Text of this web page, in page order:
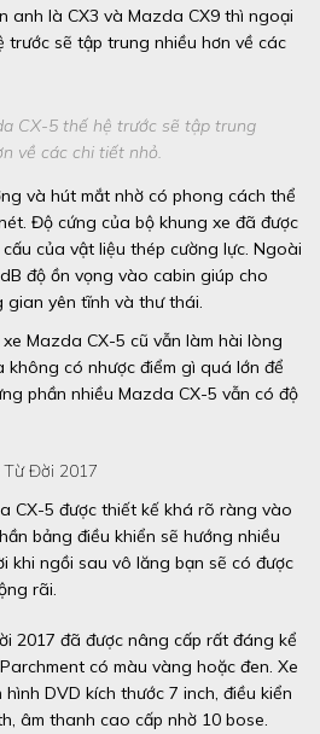
CX-5 thế hệ trước sẽ tập trung
về các chi tiết nhỏ.
và hút mắt nhờ có phong cách thể
Độ cứng của bộ khung xe đã được
của vật liệu thép cường lực. Ngoài
độ ồn vọng vào cabin giúp cho
gian yên tĩnh và thư thái.
Mazda CX-5 cũ vẫn làm hài lòng
có nhược điểm gì quá lớn để
phần nhiều Mazda CX-5 vẫn có độ
Đời 2017
CX-5 được thiết kế khá rõ ràng vào
bảng điều khiển sẽ hướng nhiều
khi ngồi sau vô lăng bạn sẽ có được
rãi.
2017 đã được nâng cấp rất đáng kể
có màu vàng hoặc đen. Xe
DVD kích thước 7 inch, điều kiển
âm thanh cao cấp nhờ 10 bose.